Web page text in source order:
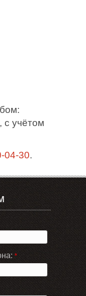
с учётом
04-30.
*